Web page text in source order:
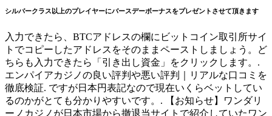
シルバークラス以上のプレイヤーにバースデーボーナスをプレゼントさせて頂きます
入力できたら、BTCアドレスの欄にビットコイン取引所サイ
トでコピーしたアドレスをそのままペーストしましょう。ど
ちらも入力できたら「引き出し資金」をクリックします。.
エンパイアカジノの良い評判や悪い評判｜リアルな口コミを
徹底検証. ですが日本円表記なので現在いくらベットしてい
るのかがとても分かりやすいです。. 【お知らせ】ワンダリ
ーノカジノが日本市場から撤退当サイトで紹介していたワン